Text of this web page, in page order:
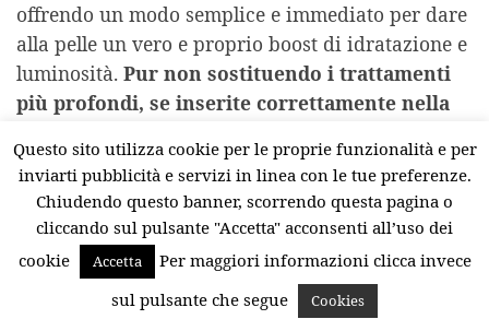
offrendo un modo semplice e immediato per dare
alla pelle un vero e proprio boost di idratazione e
luminosità. Pur non sostituendo i trattamenti
più profondi, se inserite correttamente nella
di coccolare la pelle e valorizzare i risultati della
skincare settimanale. Con la giusta frequenza, il
corretto ordine di applicazione e una scelta
oculata dei prodotti, le maschere in tessuto
trasformano ogni momento di cura in un piccolo
rituale di bellezza dal grande effetto.
Questo sito utilizza cookie per le proprie funzionalità e per
inviarti pubblicità e servizi in linea con le tue preferenze.
Chiudendo questo banner, scorrendo questa pagina o
cliccando sul pulsante "Accetta" acconsenti all’uso dei
cookie
Accetta
Per maggiori informazioni clicca invece
sul pulsante che segue
Cookies